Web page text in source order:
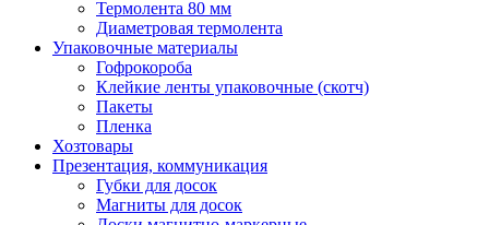
Термолента 80 мм
Диаметровая термолента
Упаковочные материалы
Гофрокороба
Клейкие ленты упаковочные (скотч)
Пакеты
Пленка
Хозтовары
Презентация, коммуникация
Губки для досок
Магниты для досок